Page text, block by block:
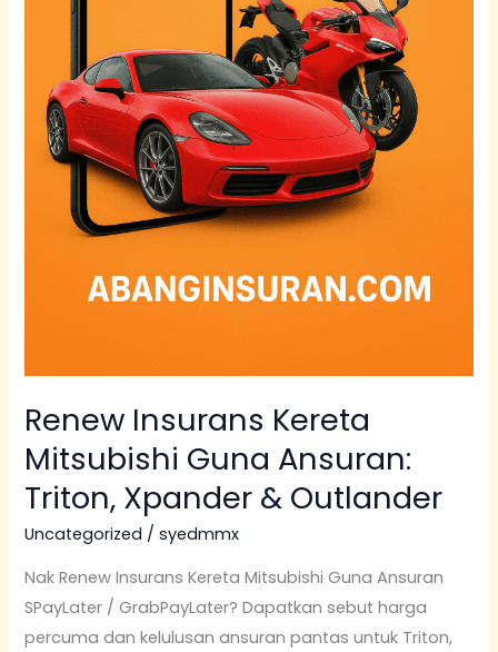
Renew Insurans Kereta
Mitsubishi Guna Ansuran:
Triton, Xpander & Outlander
Uncategorized /syedmmx
Nak Renew Insurans Kereta Mitsubishi Guna Ansuran
SPayLater / GrabPayLater? Dapatkan sebut harga
percuma dan kelulusan ansuran pantas untuk Triton,